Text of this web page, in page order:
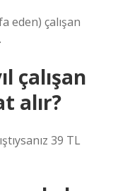
eden) çalışan
çalışan
alır?
39 TL